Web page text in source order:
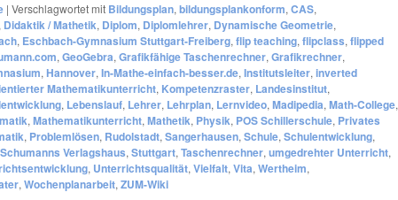
| Verschlagwortet mit Bildungsplan, bildungsplankonform, CAS,
Didaktik / Mathetik, Diplom, Diplomlehrer, Dynamische Geometrie,
, Eschbach-Gymnasium Stuttgart-Freiberg, flip teaching, flipclass, flipped
, GeoGebra, Grafikfähige Taschenrechner, Grafikrechner,
, Hannover, In-Mathe-einfach-besser.de, Institutsleiter, inverted
Mathematikunterricht, Kompetenzraster, Landesinstitut,
, Lebenslauf, Lehrer, Lehrplan, Lernvideo, Madipedia, Math-College,
, Mathematikunterricht, Mathetik, Physik, POS Schillerschule, Privates
, Problemlösen, Rudolstadt, Sangerhausen, Schule, Schulentwicklung,
Schumanns Verlagshaus, Stuttgart, Taschenrechner, umgedrehter Unterricht,
, Unterrichtsqualität, Vielfalt, Vita, Wertheim,
, Wochenplanarbeit, ZUM-Wiki